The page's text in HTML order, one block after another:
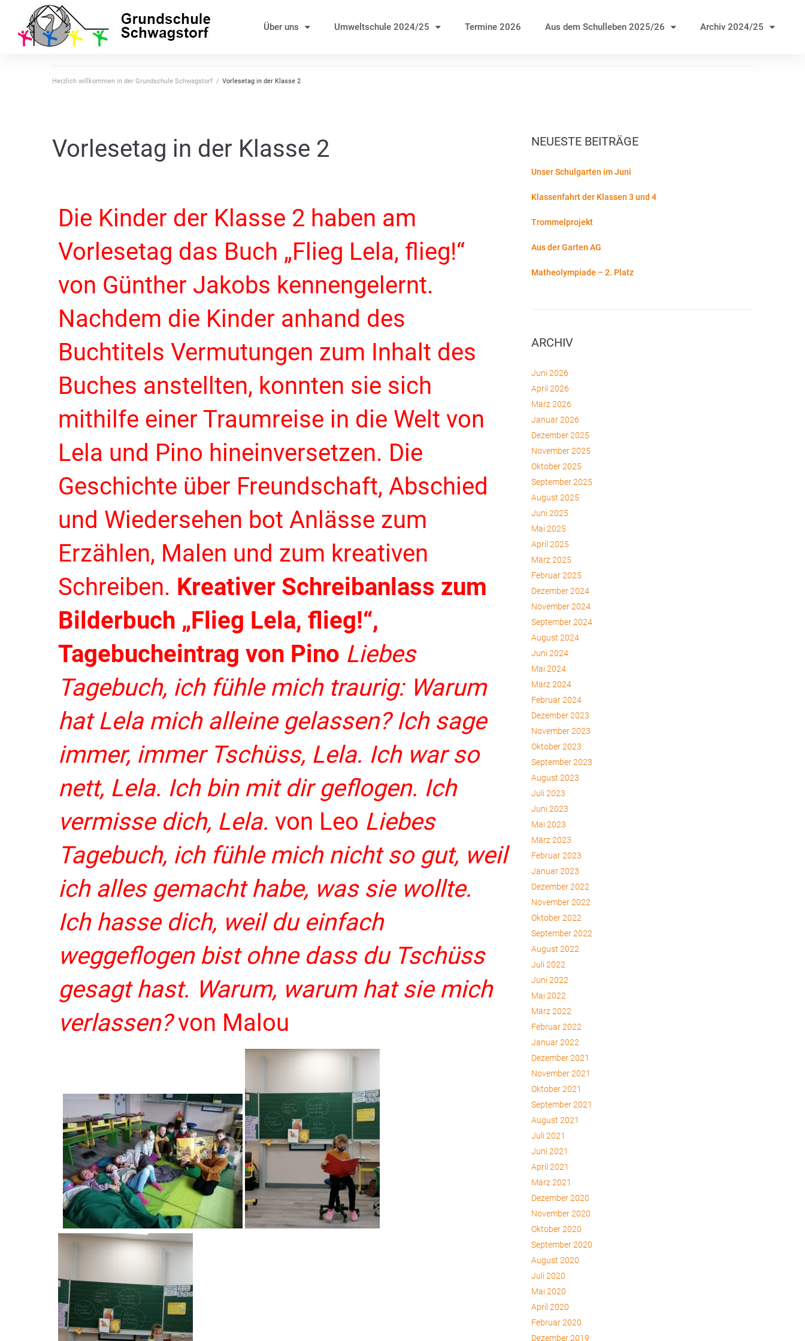
Über uns Umweltschule 2024/25 Termine 2026 Aus dem Schulleben 2025/26 Archiv 2024/25
Herzlich willkommen in der Grundschule Schwagstorf / Vorlesetag in der Klasse 2
Vorlesetag in der Klasse 2
Die Kinder der Klasse 2 haben am
Vorlesetag das Buch „Flieg Lela, flieg!“
von Günther Jakobs kennengelernt.
Nachdem die Kinder anhand des
Buchtitels Vermutungen zum Inhalt des
Buches anstellten, konnten sie sich
mithilfe einer Traumreise in die Welt von
Lela und Pino hineinversetzen. Die
Geschichte über Freundschaft, Abschied
und Wiedersehen bot Anlässe zum
Erzählen, Malen und zum kreativen
Schreiben. Kreativer Schreibanlass zum
Bilderbuch „Flieg Lela, flieg!“,
Tagebucheintrag von Pino Liebes
Tagebuch, ich fühle mich traurig: Warum
hat Lela mich alleine gelassen? Ich sage
immer, immer Tschüss, Lela. Ich war so
nett, Lela. Ich bin mit dir geflogen. Ich
vermisse dich, Lela. von Leo Liebes
Tagebuch, ich fühle mich nicht so gut, weil
ich alles gemacht habe, was sie wollte.
Ich hasse dich, weil du einfach
weggeflogen bist ohne dass du Tschüss
gesagt hast. Warum, warum hat sie mich
verlassen?von Malou
NEUESTE BEITRÄGE
Unser Schulgarten im Juni
Klassenfahrt der Klassen 3 und 4
Trommelprojekt
Aus der Garten AG
Matheolympiade – 2. Platz
ARCHIV
Juni 2026
April 2026
März 2026
Januar 2026
Dezember 2025
November 2025
Oktober 2025
September 2025
August 2025
Juni 2025
Mai 2025
April 2025
März 2025
Februar 2025
Dezember 2024
November 2024
September 2024
August 2024
Juni 2024
Mai 2024
März 2024
Februar 2024
Dezember 2023
November 2023
Oktober 2023
September 2023
August 2023
Juli 2023
Juni 2023
Mai 2023
März 2023
Februar 2023
Januar 2023
Dezember 2022
November 2022
Oktober 2022
September 2022
August 2022
Juli 2022
Juni 2022
Mai 2022
März 2022
Februar 2022
Januar 2022
Dezember 2021
November 2021
Oktober 2021
September 2021
August 2021
Juli 2021
Juni 2021
April 2021
März 2021
Dezember 2020
November 2020
Oktober 2020
September 2020
August 2020
Juli 2020
Mai 2020
April 2020
Februar 2020
Dezember 2019